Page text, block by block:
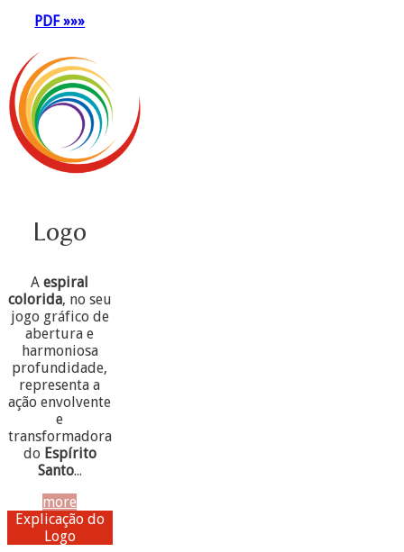
PDF »»»
Logo
Aespiral
colorida, no seu
jogo gráfico de
abertura e
harmoniosa
profundidade,
representa a
ação envolvente
e
transformadora
do Espírito
Santo...
more
Explicação do
Logo